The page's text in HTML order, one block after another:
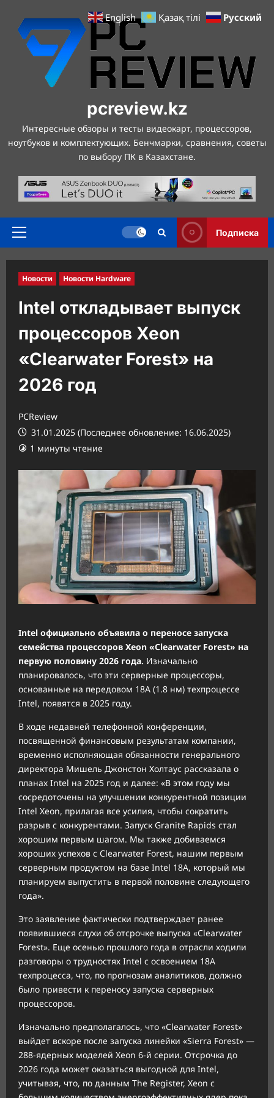
содержимому
pcreview.kz
Интересные обзоры и тесты видеокарт, процессоров,
ноутбуков и комплектующих. Бенчмарки, сравнения, советы
по выбору ПК в Казахстане.
Основное
Подписка
Новости Новости Hardware
Intel откладывает выпуск
процессоров Xeon
«Clearwater Forest» на
2026 год
PCReview
31.01.2025 (Последнее обновление: 16.06.2025)
1 минуты чтение
Intel официально объявила о переносе запуска
семейства процессоров Xeon «Clearwater Forest» на
первую половину 2026 года. Изначально
планировалось, что эти серверные процессоры,
основанные на передовом 18A (1.8 нм) техпроцессе
Intel, появятся в 2025 году.
В ходе недавней телефонной конференции,
посвященной финансовым результатам компании,
временно исполняющая обязанности генерального
директора Мишель Джонстон Холтаус рассказала о
планах Intel на 2025 год и далее: «В этом году мы
сосредоточены на улучшении конкурентной позиции
Intel Xeon, прилагая все усилия, чтобы сократить
разрыв с конкурентами. Запуск Granite Rapids стал
хорошим первым шагом. Мы также добиваемся
хороших успехов с Clearwater Forest, нашим первым
серверным продуктом на базе Intel 18A, который мы
планируем выпустить в первой половине следующего
года».
Это заявление фактически подтверждает ранее
появившиеся слухи об отсрочке выпуска «Clearwater
Forest». Еще осенью прошлого года в отрасли ходили
разговоры о трудностях Intel с освоением 18A
техпроцесса, что, по прогнозам аналитиков, должно
было привести к переносу запуска серверных
процессоров.
Изначально предполагалось, что «Clearwater Forest»
выйдет вскоре после запуска линейки «Sierra Forest» —
288-ядерных моделей Xeon 6-й серии. Отсрочка до
2026 года может оказаться выгодной для Intel,
учитывая, что, по данным The Register, Xeon с
English Қазақ тілі Русский